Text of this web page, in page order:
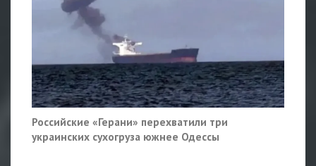
Российские «Герани» перехватили три
украинских сухогруза южнее Одессы